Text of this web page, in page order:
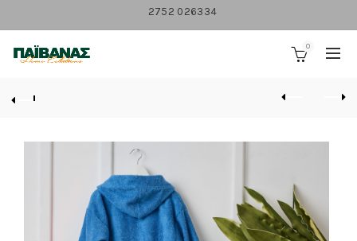
2752 026334
0